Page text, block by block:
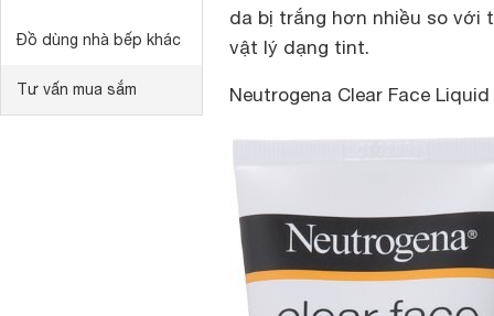
Đồ dùng nhà bếp khác
Tư vấn mua sắm
da bị trắng hơn nhiều so với
vật lý dạng tint.
Neutrogena Clear Face